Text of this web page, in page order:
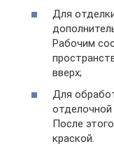
Для
Рабочим
вверх;
Для
После
краской.